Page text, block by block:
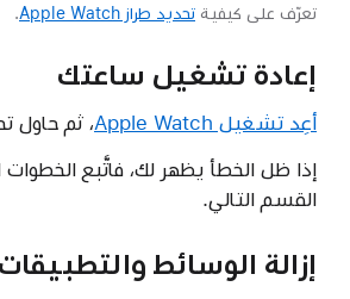
تعرّف على كيفية تحديد طراز Apple Watch .
إعادة تشغيل ساعتك
أعِد تشغيل Apple Watch
، ثم حاول
إذا ظل الخطأ يظهر لك، فاتَّبع الخطوات
القسم التالي.
إزالة الوسائط والتطبيقات